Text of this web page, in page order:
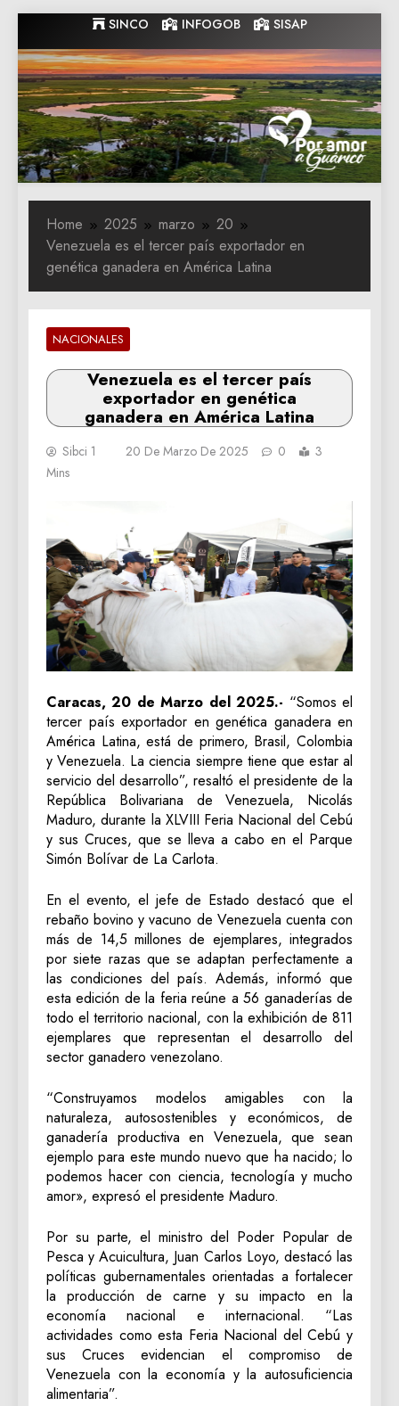
to
content
SINCO INFOGOB SISAP
Gobernacion
de Guarico
Gobernacion de Guarico
Home 2025 marzo
20
Venezuela es el tercer país exportador en
genética ganadera en América Latina
NACIONALES
Venezuela es el tercer país
exportador en genética
ganadera en América Latina
Sibci 1 20 De Marzo De 2025 0
3
Mins
Caracas, 20 de Marzo del 2025.- “Somos el
tercer país exportador en genética ganadera en
América Latina, está de primero, Brasil, Colombia
y Venezuela. La ciencia siempre tiene que estar al
servicio del desarrollo”, resaltó el presidente de la
República Bolivariana de Venezuela, Nicolás
Maduro, durante la XLVIII Feria Nacional del Cebú
y sus Cruces, que se lleva a cabo en el Parque
Simón Bolívar de La Carlota.
En el evento, el jefe de Estado destacó que el
rebaño bovino y vacuno de Venezuela cuenta con
más de 14,5 millones de ejemplares, integrados
por siete razas que se adaptan perfectamente a
las condiciones del país. Además, informó que
esta edición de la feria reúne a 56 ganaderías de
todo el territorio nacional, con la exhibición de 811
ejemplares que representan el desarrollo del
sector ganadero venezolano.
“Construyamos modelos amigables con la
naturaleza, autosostenibles y económicos, de
ganadería productiva en Venezuela, que sean
ejemplo para este mundo nuevo que ha nacido; lo
podemos hacer con ciencia, tecnología y mucho
amor», expresó el presidente Maduro.
Por su parte, el ministro del Poder Popular de
Pesca y Acuicultura, Juan Carlos Loyo, destacó las
políticas gubernamentales orientadas a fortalecer
la producción de carne y su impacto en la
economía nacional e internacional. “Las
actividades como esta Feria Nacional del Cebú y
sus Cruces evidencian el compromiso de
Venezuela con la economía y la autosuficiencia
alimentaria”.